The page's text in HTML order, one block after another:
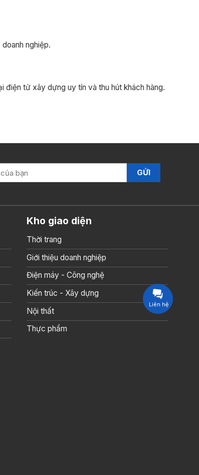
nghiệp.
tử xây dựng uy tín và thu hút khách hàng.
Kho giao diện
Thời trang
Giới thiệu doanh nghiệp
Điện máy - Công nghệ
Kiến trúc - Xây dựng
Nội thất
Thực phẩm
Liên hệ